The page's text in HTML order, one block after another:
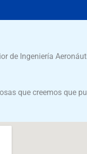
de Ingeniería
que creemos que